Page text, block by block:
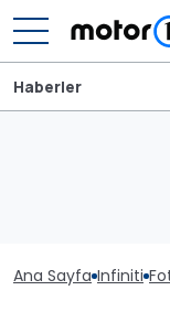
Haberler
Ana Sayfa Infiniti